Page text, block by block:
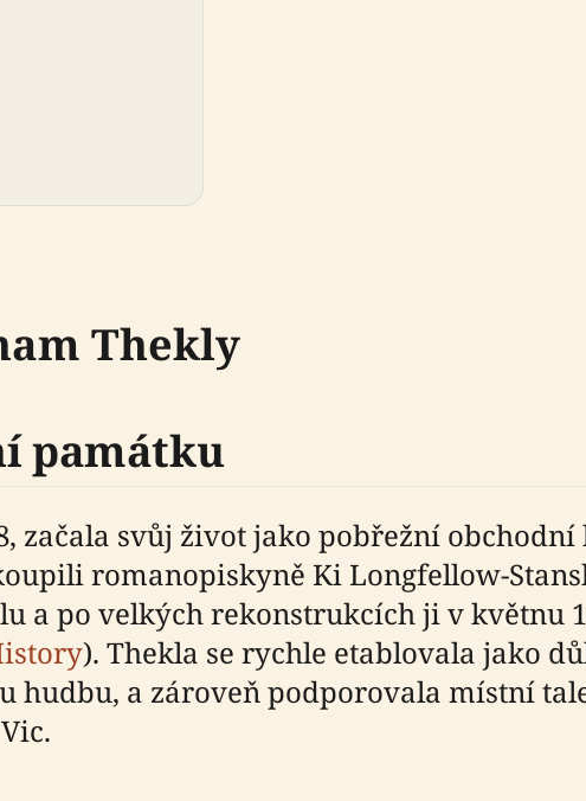
Thekly
památku
začala svůj život jako pobřežní obchodní
romanopiskyně Ki Longfellow-
a po velkých rekonstrukcích ji v květnu
). Thekla se rychle etablovala jako
hudbu, a zároveň podporovala místní